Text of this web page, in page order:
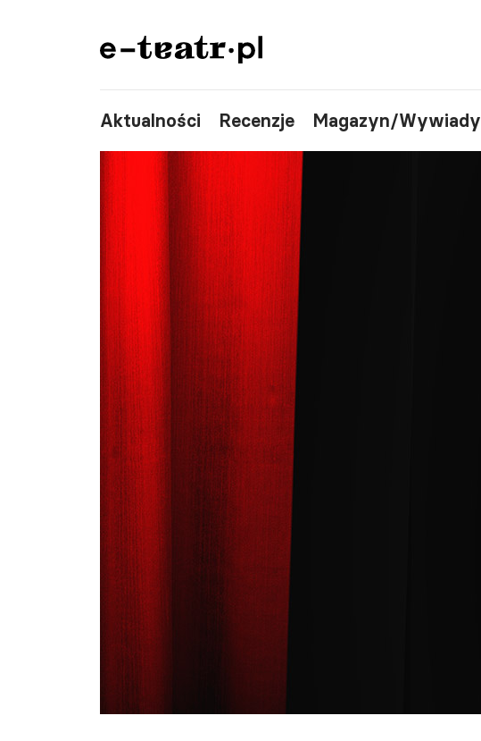
Aktualności Recenzje Magazyn/Wywiady